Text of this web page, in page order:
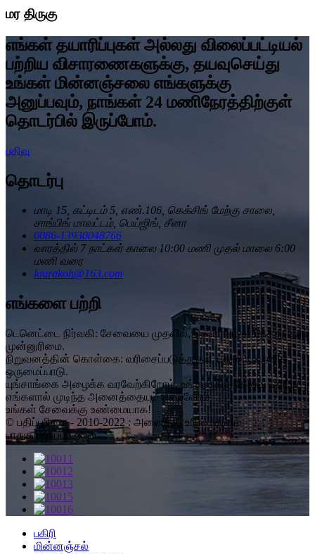
மர திருகு
எங்கள் தயாரிப்புகள் அல்லது விலைப்பட்டியல்
பற்றிய விசாரணைகளுக்கு, தயவுசெய்து
உங்கள் மின்னஞ்சலை எங்களுக்கு
அனுப்பவும், நாங்கள் 24 மணிநேரத்திற்குள்
தொடர்பில் இருப்போம்.
பதிவு
தொடர்பு
மாடி 15, கட்டிடம் 5, எண்.106, கெக்சிங் மேற்கு சாலை,
சாங்பிங் மாவட்டம், பெய்ஜிங், சீனா
0086-13930048766
வாரத்தில் 7 நாட்கள் காலை 10:00 மணி முதல் மாலை 6:00
மணி வரை
laurakoh@163.com
எங்களை பற்றி
டெனெட்டை நிர்வகி: சேவையை முதலில், கௌரவம் உயர்ந்தது, தரம்
முன்னுரிமை.
நிறுவனத்தின் கொள்கை: வரிசைப்படுத்துதல், புதுமை, வணிக
ஒருமைப்பாடு.
யுங்சாங்கை அழைக்க வரவேற்கிறோம், உங்களுக்கு சேவை செய்ய
எங்களால் முடிந்த அனைத்தையும் செய்வோம்
உங்கள் சேவைக்கு உண்மையாக!
© பதிப்புரிமை - 2010-2022 : அனைத்து உரிமைகளும்
பாதுகாக்கப்பட்டவை., , , , , , ,
பகிரி
மின்னஞ்சல்